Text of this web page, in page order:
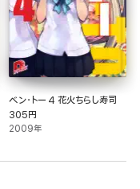
ベン・トー 4 花火ちらし寿司
305円
2009年